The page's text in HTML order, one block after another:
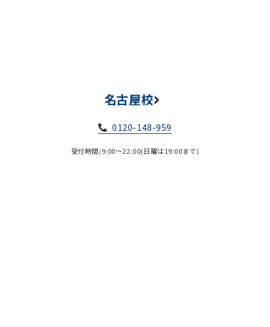
名古屋校
0120-148-959
受付時間/9:00～22:00(日曜は19:00まで)